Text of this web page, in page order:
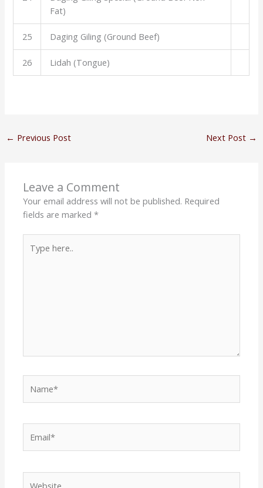
Fat)
25 Daging Giling (Ground Beef)
26 Lidah (Tongue)
← Previous Post Next Post →
Leave a Comment
Your email address will not be published. Required
fields are marked*
here..